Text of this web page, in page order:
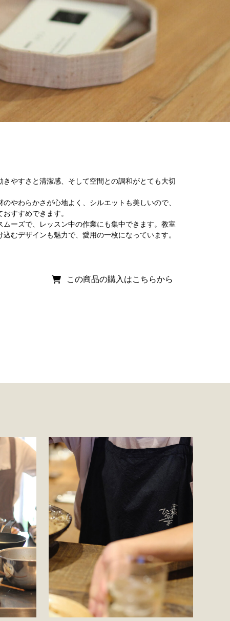
きやすさと清潔感、そして空間との調和がとても大切
やわらかさが心地よく、シルエットも美しいので、
すすめできます。
ムーズで、レッスン中の作業にも集中できます。教室
むデザインも魅力で、愛用の一枚になっています。
この商品の購入はこちらから